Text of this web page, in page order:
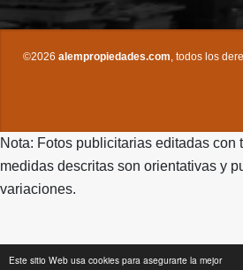
Este sitio Web usa cookies para asegurarte la mejor
©2026 alempropiedades.com, todos los
Nota: Fotos publicitarias editadas con
medidas descritas son orientativas y
variaciones.